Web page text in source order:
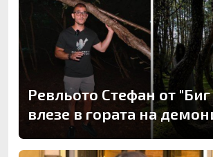
Ревльото Стефан от
влезе в гората на